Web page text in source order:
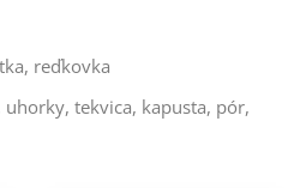
reďkovka
tekvica, kapusta, pór,